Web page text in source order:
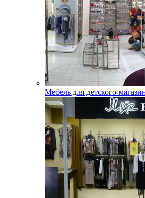
Мебель для детского